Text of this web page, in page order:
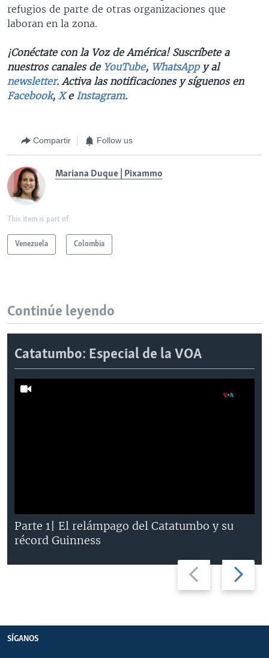
refugios de parte de otras organizaciones que
laboran en la zona.
¡Conéctate con la Voz de América! Suscríbete a
nuestros canales de YouTube, WhatsAppy al
newsletter. Activa las notificaciones y síguenos en
Facebook, Xe Instagram.
Compartir Follow us
Mariana Duque | Pixammo
This item is part of
Venezuela Colombia
Continúe leyendo
Catatumbo: Especial de la VOA
Previous
slide
Next
slide
Parte 1| El relámpago del Catatumbo y su
récord Guinness
SÍGANOS